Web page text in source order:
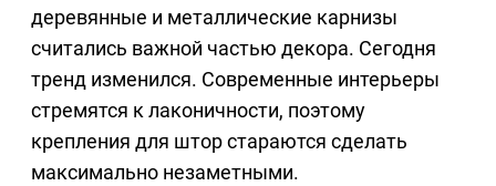
деревянные и металлические карнизы
считались важной частью декора. Сегодня
тренд изменился. Современные интерьеры
стремятся к лаконичности, поэтому
крепления для штор стараются сделать
максимально незаметными.